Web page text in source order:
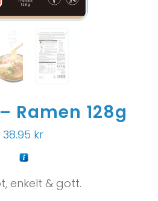
Ramen 128g
38.95 kr
enkelt & gott.